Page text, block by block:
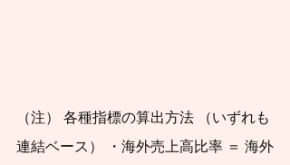
よび投資信託運用会
社に42年間勤務し、
（注） 各種指標の算出方法 （いずれも
連結ベース） ・海外売上高比率 ＝ 海外